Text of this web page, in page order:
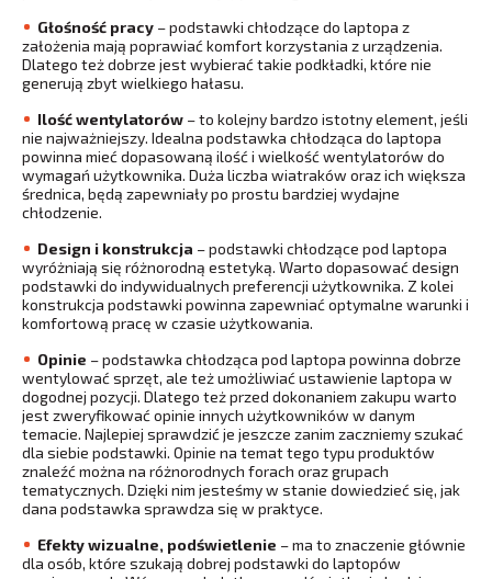
Głośność pracy – podstawki chłodzące do laptopa z
założenia mają poprawiać komfort korzystania z urządzenia.
Dlatego też dobrze jest wybierać takie podkładki, które nie
generują zbyt wielkiego hałasu.
Ilość wentylatorów – to kolejny bardzo istotny element, jeśli
nie najważniejszy. Idealna podstawka chłodząca do laptopa
powinna mieć dopasowaną ilość i wielkość wentylatorów do
wymagań użytkownika. Duża liczba wiatraków oraz ich większa
średnica, będą zapewniały po prostu bardziej wydajne
chłodzenie.
Design i konstrukcja – podstawki chłodzące pod laptopa
wyróżniają się różnorodną estetyką. Warto dopasować design
podstawki do indywidualnych preferencji użytkownika. Z kolei
konstrukcja podstawki powinna zapewniać optymalne warunki i
komfortową pracę w czasie użytkowania.
Opinie – podstawka chłodząca pod laptopa powinna dobrze
wentylować sprzęt, ale też umożliwiać ustawienie laptopa w
dogodnej pozycji. Dlatego też przed dokonaniem zakupu warto
jest zweryfikować opinie innych użytkowników w danym
temacie. Najlepiej sprawdzić je jeszcze zanim zaczniemy szukać
dla siebie podstawki. Opinie na temat tego typu produktów
znaleźć można na różnorodnych forach oraz grupach
tematycznych. Dzięki nim jesteśmy w stanie dowiedzieć się, jak
dana podstawka sprawdza się w praktyce.
Efekty wizualne, podświetlenie – ma to znaczenie głównie
dla osób, które szukają dobrej podstawki do laptopów